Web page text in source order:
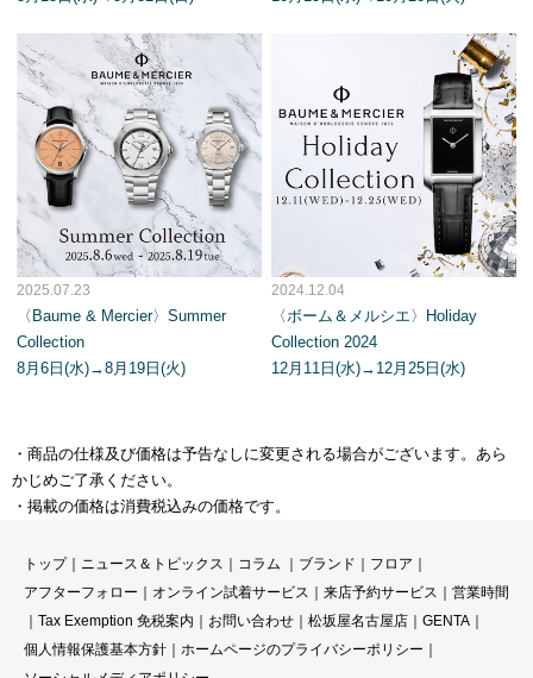
2025.07.23
〈Baume & Mercier〉Summer
Collection
8月6日(水)→8月19日(火)
2024.12.04
〈ボーム＆メルシエ〉Holiday
Collection 2024
12月11日(水)→12月25日(水)
・商品の仕様及び価格は予告なしに変更される場合がございます。あら
かじめご了承ください。
・掲載の価格は消費税込みの価格です。
トップ｜ ニュース＆トピックス コラム ｜ ブランド フロア
アフターフォロー
オンライン試着サービス 来店予約サービス
営業時間
Tax Exemption 免税案内 お問い合わせ 松坂屋名古屋店 GENTA
個人情報保護基本方針
ホームページのプライバシーポリシー